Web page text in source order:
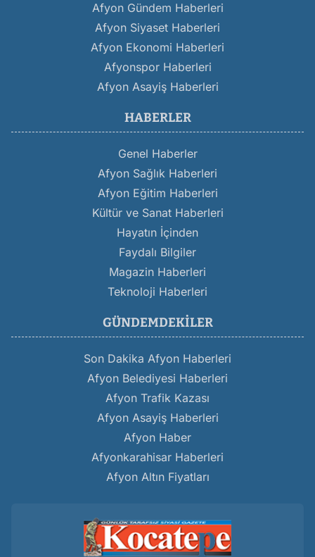
Afyon Gündem Haberleri
Afyon Siyaset Haberleri
Afyon Ekonomi Haberleri
Afyonspor Haberleri
Afyon Asayiş Haberleri
HABERLER
Genel Haberler
Afyon Sağlık Haberleri
Afyon Eğitim Haberleri
Kültür ve Sanat Haberleri
Hayatın İçinden
Faydalı Bilgiler
Magazin Haberleri
Teknoloji Haberleri
GÜNDEMDEKILER
Son Dakika Afyon Haberleri
Afyon Belediyesi Haberleri
Afyon Trafik Kazası
Afyon Asayiş Haberleri
Afyon Haber
Afyonkarahisar Haberleri
Afyon Altın Fiyatları